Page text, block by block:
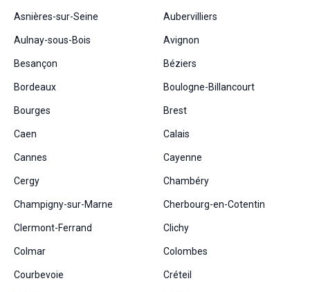
Asnières-sur-Seine Aubervilliers
Aulnay-sous-Bois Avignon
Besançon Béziers
Bordeaux Boulogne-Billancourt
Bourges Brest
Caen Calais
Cannes Cayenne
Cergy Chambéry
Champigny-sur-Marne Cherbourg-en-Cotentin
Clermont-Ferrand Clichy
Colmar Colombes
Courbevoie Créteil